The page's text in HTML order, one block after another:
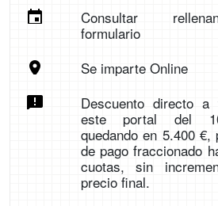
Consultar
formulario
Se imparte Online
Descuento directo
este portal del
quedando en 5.400 €,
de pago fraccionado
cuotas, sin
precio final.